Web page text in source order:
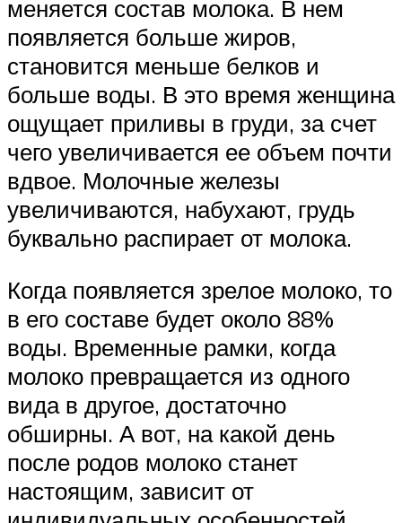
меняется состав молока. В нем
появляется больше жиров,
становится меньше белков и
больше воды. В это время женщина
ощущает приливы в груди, за счет
чего увеличивается ее объем почти
вдвое. Молочные железы
увеличиваются, набухают, грудь
буквально распирает от молока.
Когда появляется зрелое молоко, то
в его составе будет около 88%
воды. Временные рамки, когда
молоко превращается из одного
вида в другое, достаточно
обширны. А вот, на какой день
после родов молоко станет
настоящим, зависит от